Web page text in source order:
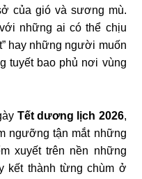
của gió và sương mù.
những ai có thể chịu
hay những người muốn
tuyết bao phủ nơi vùng
Tết dương lịch 2026,
ngưỡng tận mắt những
xuyết trên nền những
kết thành từng chùm ở